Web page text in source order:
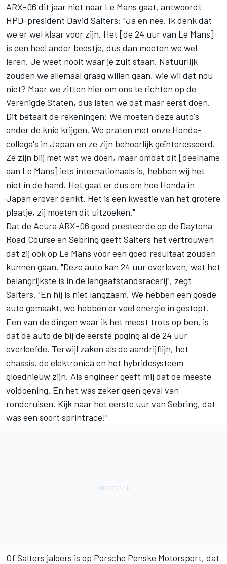
ARX-06 dit jaar niet naar Le Mans gaat, antwoordt
HPD-president David Salters: "Ja en nee. Ik denk dat
we er wel klaar voor zijn. Het [de 24 uur van Le Mans]
is een heel ander beestje, dus dan moeten we wel
leren. Je weet nooit waar je zult staan. Natuurlijk
zouden we allemaal graag willen gaan, wie wil dat nou
niet? Maar we zitten hier om ons te richten op de
Verenigde Staten, dus laten we dat maar eerst doen.
Dit betaalt de rekeningen! We moeten deze auto's
onder de knie krijgen. We praten met onze Honda-
collega's in Japan en ze zijn behoorlijk geïnteresseerd.
Ze zijn blij met wat we doen, maar omdat dit [deelname
aan Le Mans] iets internationaals is, hebben wij het
niet in de hand. Het gaat er dus om hoe Honda in
Japan erover denkt. Het is een kwestie van het grotere
plaatje, zij moeten dit uitzoeken."
Dat de Acura ARX-06 goed presteerde op de Daytona
Road Course en Sebring geeft Salters het vertrouwen
dat zij ook op Le Mans voor een goed resultaat zouden
kunnen gaan. "Deze auto kan 24 uur overleven, wat het
belangrijkste is in de langeafstandsracerij", zegt
Salters. "En hij is niet langzaam. We hebben een goede
auto gemaakt, we hebben er veel energie in gestopt.
Een van de dingen waar ik het meest trots op ben, is
dat de auto de bij de eerste poging al de 24 uur
overleefde. Terwijl zaken als de aandrijflijn, het
chassis, de elektronica en het hybridesysteem
gloednieuw zijn. Als engineer geeft mij dat de meeste
voldoening. En het was zeker geen geval van
rondcruisen. Kijk naar het eerste uur van Sebring, dat
was een soort sprintrace!"
Of Salters jaloers is op Porsche Penske Motorsport, dat